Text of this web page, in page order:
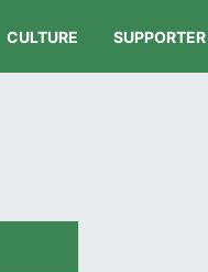
CULTURE SUPPORTER